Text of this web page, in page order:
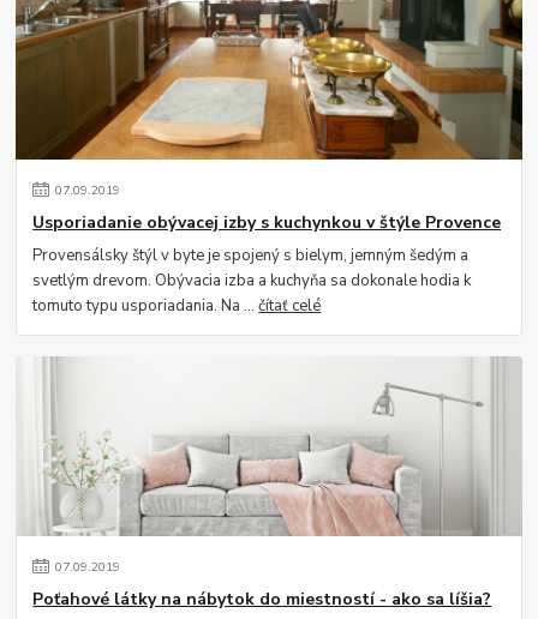
07.09.2019
Usporiadanie obývacej izby s kuchynkou v štýle Provence
Provensálsky štýl v byte je spojený s bielym, jemným šedým a
svetlým drevom. Obývacia izba a kuchyňa sa dokonale hodia k
tomuto typu usporiadania. Na ...čítať celé
07.09.2019
Poťahové látky na nábytok do miestností - ako sa líšia?